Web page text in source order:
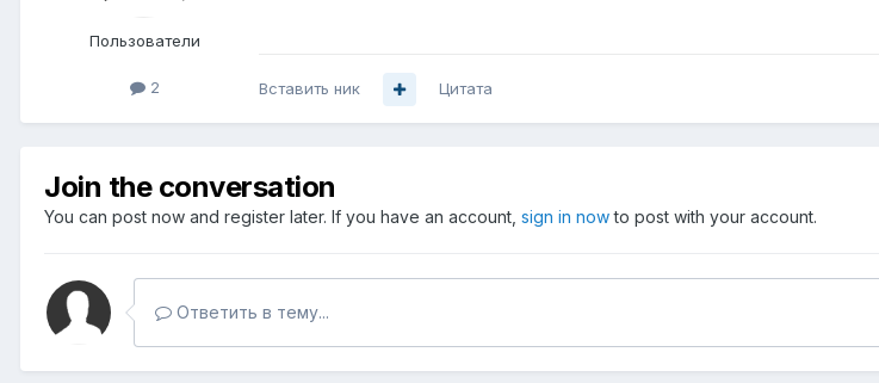
Пользователи
2 Вставить ник Цитата
Join the conversation
You can post now and register later. If you have an account, sign in nowto post with your account.
Ответить в тему...